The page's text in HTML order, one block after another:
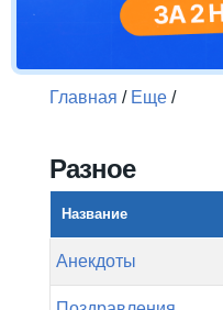
Главная / Еще /
Разное
Название
Анекдоты